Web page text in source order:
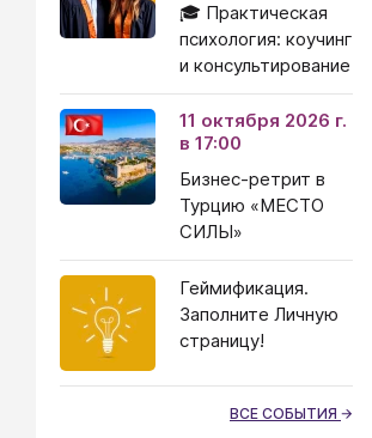
🎓 Практическая
психология: коучинг
и консультирование
11 октября 2026 г.
в 17:00
Бизнес-ретрит в
Турцию «МЕСТО
СИЛЫ»
Геймификация.
Заполните Личную
страницу!
ВСЕ СОБЫТИЯ